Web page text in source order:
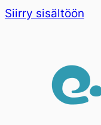
Siirry sisältöön